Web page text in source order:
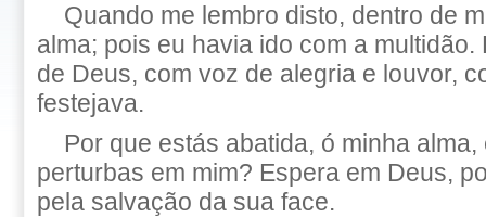
Quando me lembro disto, dentro de
alma; pois eu havia ido com a
de Deus, com voz de alegria e louvor,
festejava.
Por que estás abatida, ó minha alma,
perturbas em mim? Espera em Deus,
pela salvação da sua face.